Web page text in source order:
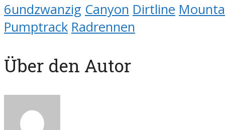
6undzwanzig Canyon Dirtline
Pumptrack Radrennen
Über den Autor